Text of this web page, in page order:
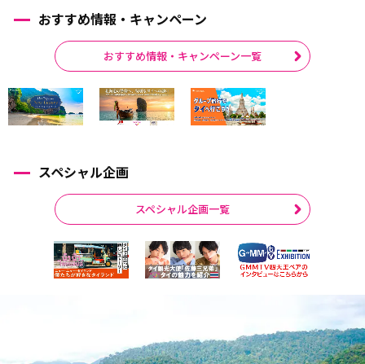
おすすめ情報・キャンペーン
おすすめ情報・キャンペーン一覧
スペシャル企画
スペシャル企画一覧